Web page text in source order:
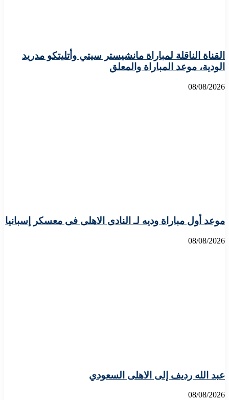
القناة الناقلة لمباراة مانشيستر سيتي وأتليتكو مدريد
الودية، موعد المباراة والمعلق
08/08/2026
موعد أول مباراة وديه لـ النادى الاهلى فى معسكر إسبانيا
08/08/2026
عبد الله رديف إلى الاهلى السعودي
08/08/2026